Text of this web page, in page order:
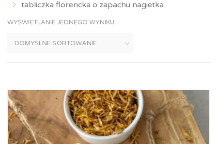
tabliczka florencka o zapachu nagietka
WYŚWIETLANIE JEDNEGO WYNIKU